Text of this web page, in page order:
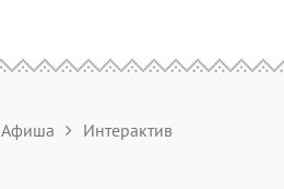
Афиша Интерактив